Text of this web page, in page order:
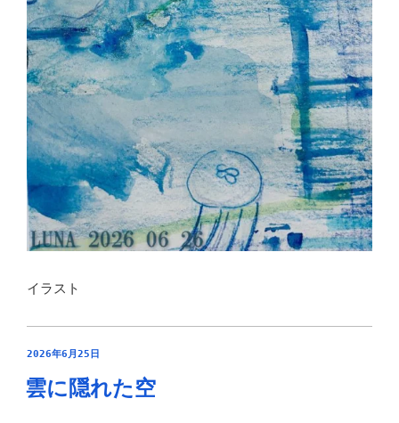
イラスト
投
日:
2026年6月25日
雲に隠れた空